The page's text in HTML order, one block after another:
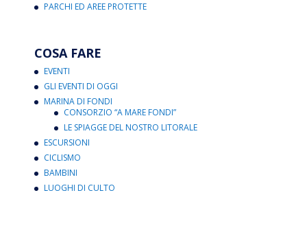
PARCHI ED AREE PROTETTE
COSA FARE
EVENTI
GLI EVENTI DI OGGI
MARINA DI FONDI
CONSORZIO “A MARE FONDI”
LE SPIAGGE DEL NOSTRO LITORALE
ESCURSIONI
CICLISMO
BAMBINI
LUOGHI DI CULTO